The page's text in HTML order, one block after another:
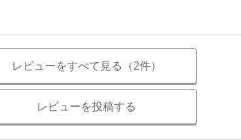
レビューをすべて見る（2件）
レビューを投稿する